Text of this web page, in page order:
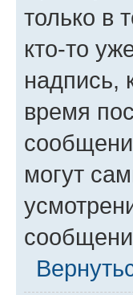
только в
кто-то
надпись,
время
могут